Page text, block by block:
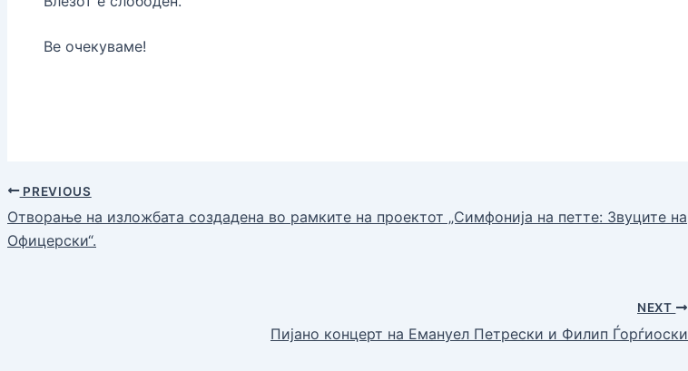
Ве очекуваме!
PREVIOUS
Отворање на изложбата создадена во рамките на проектот „Симфонија на петте: Звуците на
Офицерски“.
NEXT
Пијано концерт на Емануел Петрески и Филип Ѓорѓиоски